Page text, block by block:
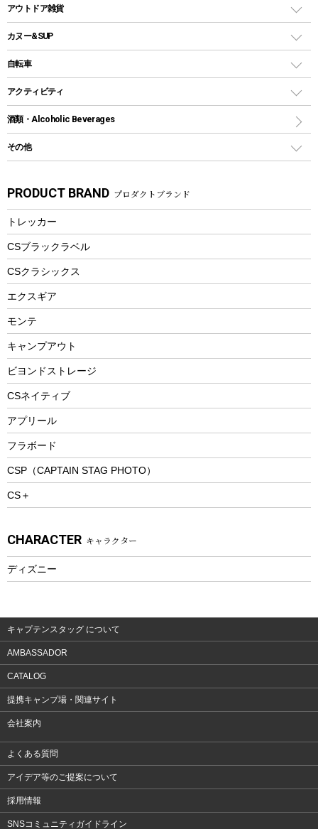
テントアクセサリー
ペグ
グランドシート
ガイドロープ
ツール
鉄板、アミ
焚き火台&ストーブ
火起こし
バーベキューツール
燃料・着火剤・炭
クッカーセット
シェラカップ
クッキングツール
ナイフ
カトラリー
マグカップ、カップ
ステンレスボトル
フードボトル
トレー
ランチョンマット
ランチボックス
ワンタッチタイプ
プラスチックボトル
ディズニーボトル
ウォータージャグ
保冷剤
アウトドアキャリー
アウトドア雑貨
バックパック&バッグ
リュック、バックパック
トートバッグ、サコッシュ
ショッピングキャリー
その他アウトドア雑貨
スプレー関係
ツール、他
カヌー&SUP
インフレータブル
カヤック
パドル
ヘルメット
エアーポンプ
アクセサリー
自転車
折りたたみ自転車
シティサイクル
自転車ウェア
アクティビティ
マリン
ラッシュガード
パラソル
フローティングベスト
エアーポンプ
ビーチテント
ウィンター
スノーシュー
防寒ウェア
トレッキング
トレッキングステッキ
トレッキングアクセサリー
プレイグッズ
ウェルネス
ウェア、タオル
フィットネス
ウェア
酒類・Alcoholic Beverages
その他
湯たんぽ
防災用品
PRODUCT BRAND プロダクトブランド
トレッカー
CSブラックラベル
CSクラシックス
エクスギア
モンテ
キャンプアウト
ビヨンドストレージ
CSネイティブ
アプリール
フラボード
CSP（CAPTAIN STAG PHOTO）
CS＋
CHARACTER キャラクター
ディズニー
キャプテンスタッグ について
AMBASSADOR
CATALOG
提携キャンプ場・関連サイト
会社案内
よくある質問
アイデア等のご提案について
採用情報
SNSコミュニティガイドライン